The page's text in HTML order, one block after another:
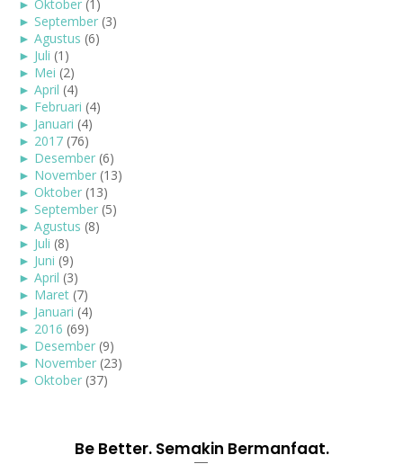
► Oktober (1)
► September (3)
► Agustus (6)
► Juli (1)
► Mei (2)
► April (4)
► Februari (4)
► Januari (4)
► 2017 (76)
► Desember (6)
► November (13)
► Oktober (13)
► September (5)
► Agustus (8)
► Juli (8)
► Juni (9)
► April (3)
► Maret (7)
► Januari (4)
► 2016 (69)
► Desember (9)
► November (23)
► Oktober (37)
Be Better. Semakin Bermanfaat.